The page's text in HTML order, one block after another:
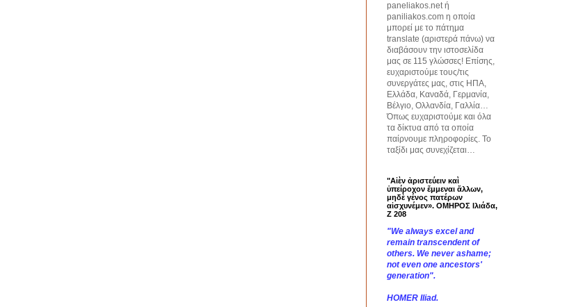
paneliakos.net ή
paniliakos.com η οποία
μπορεί με το πάτημα
translate (αριστερά πάνω) να
διαβάσουν την ιστοσελίδα
μας σε 115 γλώσσες! Επίσης,
ευχαριστούμε τους/τις
συνεργάτες μας, στις ΗΠΑ,
Ελλάδα, Καναδά, Γερμανία,
Βέλγιο, Ολλανδία, Γαλλία…
Όπως ευχαριστούμε και όλα
τα δίκτυα από τα οποία
παίρνουμε πληροφορίες. Το
ταξίδι μας συνεχίζεται…
"Αἰὲν ἀριστεύειν καὶ
ὑπείροχον ἔμμεναι ἄλλων,
μηδὲ γένος πατέρων
αἰσχυνέμεν». ΟΜΗΡΟΣ Ιλιάδα,
Ζ 208
"We always excel and
remain transcendent of
others. We never ashame;
not even one ancestors'
generation".
HOMER Iliad.